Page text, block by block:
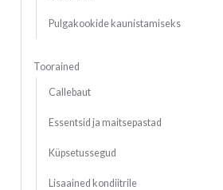
Pulgakookide kaunistamiseks
Toorained
Callebaut
Essentsid ja maitsepastad
Küpsetussegud
Lisaained kondiitrile